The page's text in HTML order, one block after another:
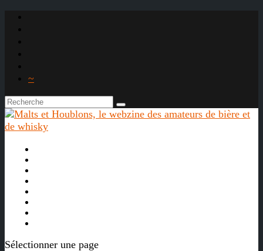
~
Sélectionner une page